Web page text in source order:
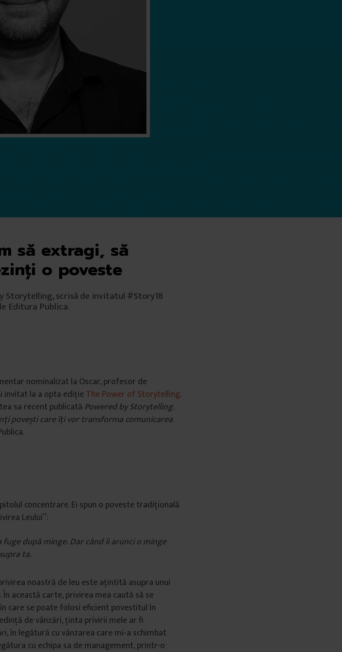
să extragi, să
o poveste
scrisă de invitatul #Story18
Editura Publica.
nominalizat la Oscar, profesor de
invitat la a opta ediție The Power of Storytelling.
sa recent publicată Powered by Storytelling.
povești care îți vor transforma comunicarea
concentrare. Ei spun o poveste tradițională
Leului”:
după minge. Dar când îi arunci o minge
ta.
noastră de leu este ațintită asupra unui
această carte, privirea mea caută să se
care se poate folosi eficient povestitul în
de vânzări, ținta privirii mele ar fi
în legătură cu vânzarea care mi-a schimbat
cu echipa sa de management, printr-o